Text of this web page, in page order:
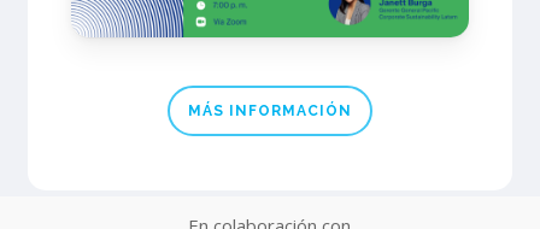
MÁS INFORMACIÓN